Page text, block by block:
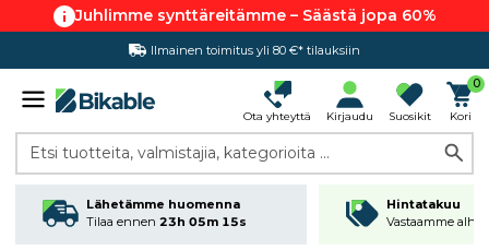
Juhlimme synttäreitämme – Säästä jopa 60%
Ilmainen toimitus yli 80 €* tilauksiin
Hintatakuu
Ota yhteyttä Kirjaudu Suosikit
0
Kori
Etsi tuotteita, valmistajia, kategorioita ...
Lähetämme huomenna
Tilaa ennen 23h 05m 15s
Hintatakuu
Vastaamme